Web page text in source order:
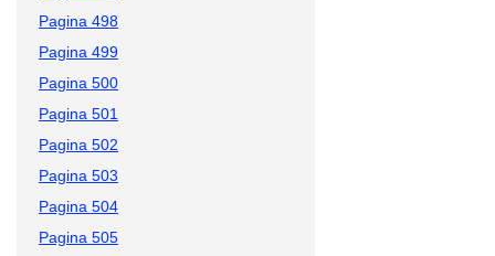
Pagina 498
Pagina 499
Pagina 500
Pagina 501
Pagina 502
Pagina 503
Pagina 504
Pagina 505